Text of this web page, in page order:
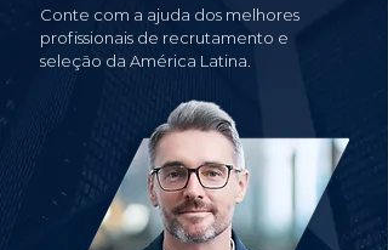
Conte com a ajuda dos melhores
profissionais de recrutamento e
seleção da América Latina.